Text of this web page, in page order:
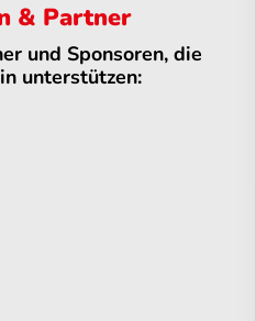
& Partner
und Sponsoren, die
unterstützen: